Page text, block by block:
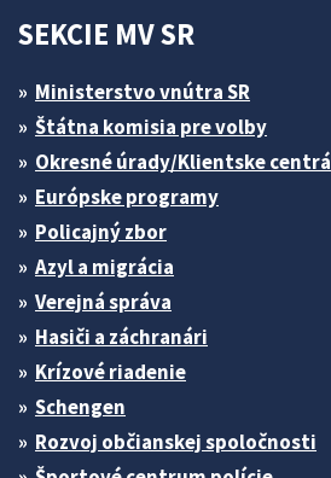
SEKCIE MV SR
Ministerstvo vnútra SR
Štátna komisia pre volby
Okresné úrady/Klientske centrá
Európske programy
Policajný zbor
Azyl a migrácia
Verejná správa
Hasiči a záchranári
Krízové riadenie
Schengen
Rozvoj občianskej spoločnosti